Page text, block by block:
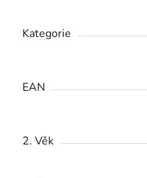
Kategorie
EAN
2. Věk